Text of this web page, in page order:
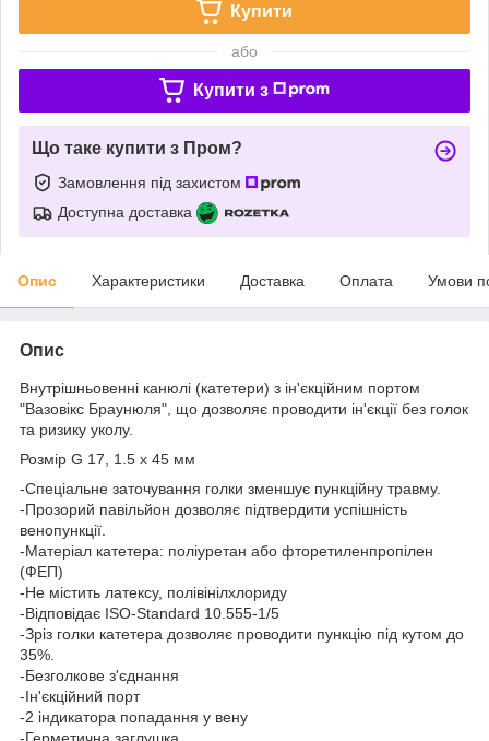
Купити
або
Купити з
Що таке купити з Пром?
Замовлення під захистом
Доступна доставка
Опис Характеристики Доставка Оплата Умови
Опис
Внутрішньовенні канюлі (катетери) з ін'єкційним портом
"Вазовікс Браунюля", що дозволяє проводити ін'єкції без голок
та ризику уколу.
Розмір G 17, 1.5 x 45 мм
-Спеціальне заточування голки зменшує пункційну травму.
-Прозорий павільйон дозволяє підтвердити успішність
венопункції.
-Матеріал катетера: поліуретан або фторетиленпропілен
(ФЕП)
-Не містить латексу, полівінілхлориду
-Відповідає ISO-Standard 10.555-1/5
-Зріз голки катетера дозволяє проводити пункцію під кутом до
35%.
-Безголкове з'єднання
-Ін'єкційний порт
-2 індикатора попадання у вену
-Герметична заглушка